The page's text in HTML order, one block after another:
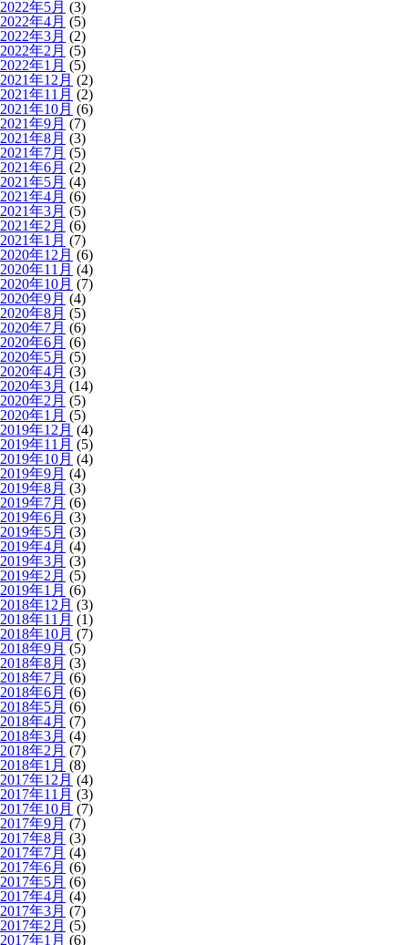
2022年5月 (3)
2022年4月 (5)
2022年3月 (2)
2022年2月 (5)
2022年1月 (5)
2021年12月 (2)
2021年11月 (2)
2021年10月 (6)
2021年9月 (7)
2021年8月 (3)
2021年7月 (5)
2021年6月 (2)
2021年5月 (4)
2021年4月 (6)
2021年3月 (5)
2021年2月 (6)
2021年1月 (7)
2020年12月 (6)
2020年11月 (4)
2020年10月 (7)
2020年9月 (4)
2020年8月 (5)
2020年7月 (6)
2020年6月 (6)
2020年5月 (5)
2020年4月 (3)
2020年3月 (14)
2020年2月 (5)
2020年1月 (5)
2019年12月 (4)
2019年11月 (5)
2019年10月 (4)
2019年9月 (4)
2019年8月 (3)
2019年7月 (6)
2019年6月 (3)
2019年5月 (3)
2019年4月 (4)
2019年3月 (3)
2019年2月 (5)
2019年1月 (6)
2018年12月 (3)
2018年11月 (1)
2018年10月 (7)
2018年9月 (5)
2018年8月 (3)
2018年7月 (6)
2018年6月 (6)
2018年5月 (6)
2018年4月 (7)
2018年3月 (4)
2018年2月 (7)
2018年1月 (8)
2017年12月 (4)
2017年11月 (3)
2017年10月 (7)
2017年9月 (7)
2017年8月 (3)
2017年7月 (4)
2017年6月 (6)
2017年5月 (6)
2017年4月 (4)
2017年3月 (7)
2017年2月 (5)
2017年1月 (6)